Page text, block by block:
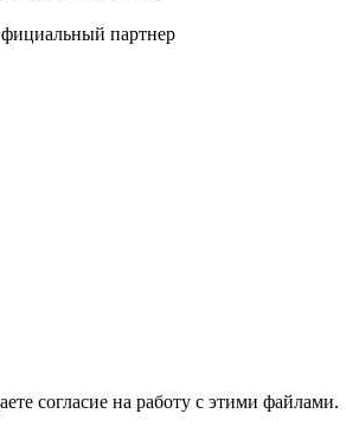
партнер
согласие на работу с этими файлами.